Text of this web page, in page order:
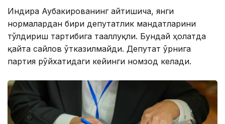
Индира Аубакированинг айтишича, янги
нормалардан бири депутатлик мандатларини
тўлдириш тартибига тааллуқли. Бундай ҳолатда
қайта сайлов ўтказилмайди. Депутат ўрнига
партия рўйхатидаги кейинги номзод келади.